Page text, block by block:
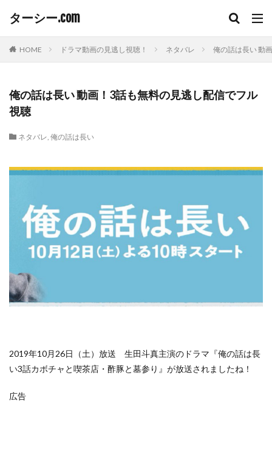
ターシー.com
HOME ドラマ動画の見逃し視聴！ ネタバレ 俺の話は長い 動
俺の話は長い 動画！3話も無料の見逃し配信でフル
視聴
ネタバレ, 俺の話は長い
2019年10月26日（土）放送 生田斗真主演のドラマ『俺の話は長
い3話カボチャと喫茶店・酢豚と墓参り』が放送されましたね！
広告